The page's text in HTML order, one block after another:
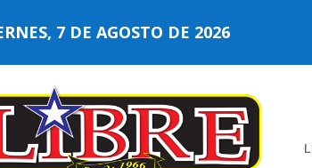
7 DE AGOSTO DE 2026